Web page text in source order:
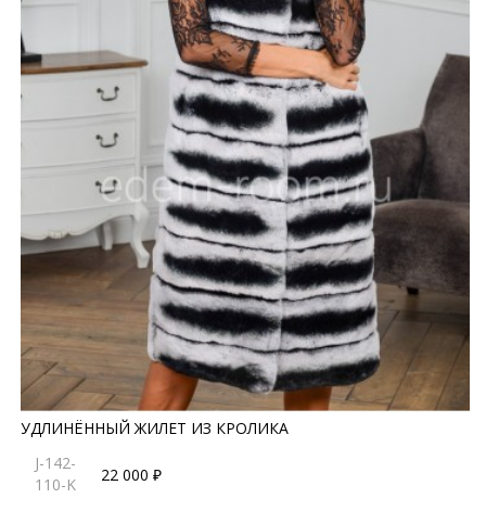
УДЛИНЁННЫЙ ЖИЛЕТ ИЗ КРОЛИКА
J-142-
110-K
22 000 ₽